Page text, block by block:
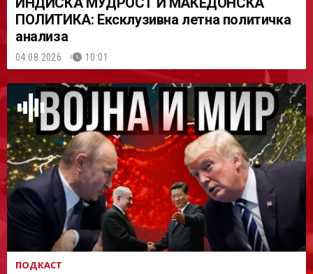
ПОЛИТИКА: Ексклузивна летна политичка
анализа
04.08.2026. 10:01
ПОДКАСТ